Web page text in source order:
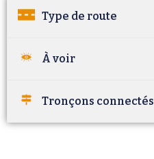
Type de route
À voir
Tronçons connectés